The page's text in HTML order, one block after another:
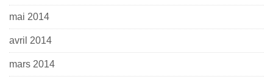
mai 2014
avril 2014
mars 2014